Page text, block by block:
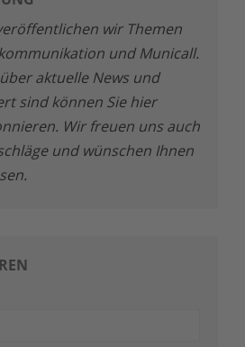
wir Themen
und Municall.
aktuelle News und
sind können Sie hier
Wir freuen uns auch
und wünschen Ihnen